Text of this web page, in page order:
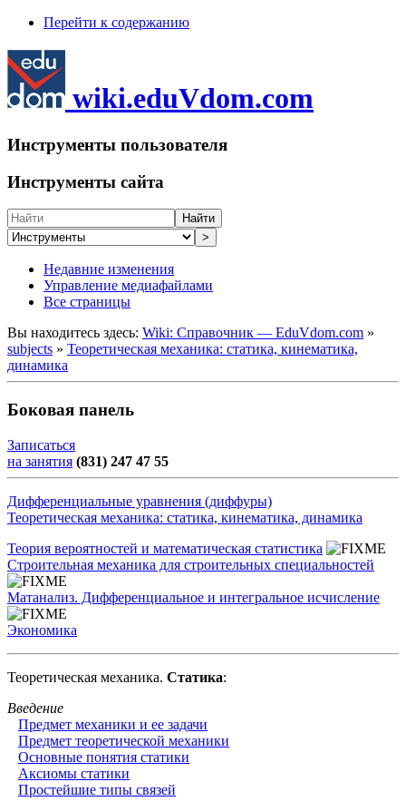
Перейти к содержанию
wiki.eduVdom.com
Инструменты пользователя
Инструменты сайта
Найти
>
Недавние изменения
Управление медиафайлами
Все страницы
Вы находитесь здесь: Wiki: Справочник — EduVdom.com »
subjects » Теоретическая механика: статика, кинематика,
динамика
Боковая панель
Записаться
на занятия (831) 247 47 55
Дифференциальные уравнения (диффуры)
Теоретическая механика: статика, кинематика, динамика
Теория вероятностей и математическая статистика
Строительная механика для строительных специальностей
Матанализ. Дифференциальное и интегральное исчисление
Экономика
Теоретическая механика. Статика:
Введение
Предмет механики и ее задачи
Предмет теоретической механики
Основные понятия статики
Аксиомы статики
Простейшие типы связей